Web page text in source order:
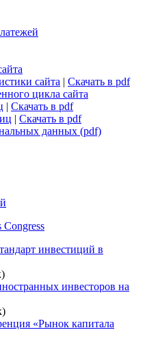
сайта | Скачать в pdf
цикла сайта
| Скачать в pdf
| Скачать в pdf
данных (pdf)
Congress
инвестиций в
инвесторов на
«Рынок капитала